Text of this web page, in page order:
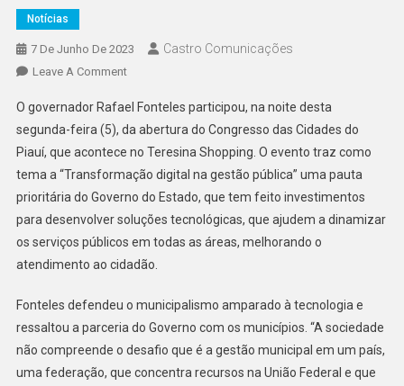
Notícias
7 De Junho De 2023 Castro Comunicações
Leave A Comment
O governador Rafael Fonteles participou, na noite desta
segunda-feira (5), da abertura do Congresso das Cidades do
Piauí, que acontece no Teresina Shopping. O evento traz como
tema a “Transformação digital na gestão pública” uma pauta
prioritária do Governo do Estado, que tem feito investimentos
para desenvolver soluções tecnológicas, que ajudem a dinamizar
os serviços públicos em todas as áreas, melhorando o
atendimento ao cidadão.
Fonteles defendeu o municipalismo amparado à tecnologia e
ressaltou a parceria do Governo com os municípios. “A sociedade
não compreende o desafio que é a gestão municipal em um país,
uma federação, que concentra recursos na União Federal e que